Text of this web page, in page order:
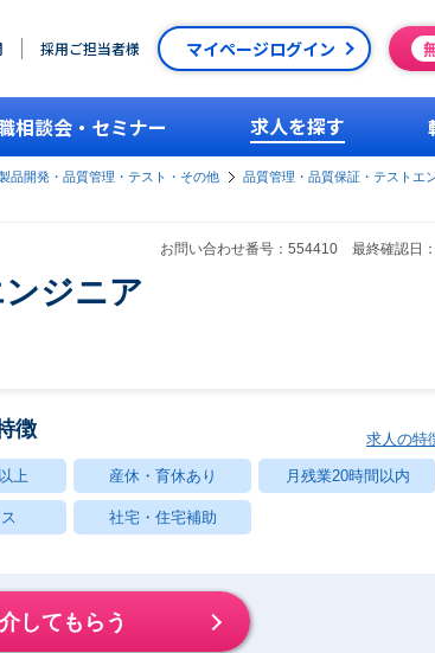
採用ご担当者様 マイページログイン
相談会・セミナー 求人を探す
品開発・品質管理・テスト・その他
品質管理・品質保証・テストエ
お問い合わせ番号：554410 最終確認日
ジニア
徴 求人の特
上 産休・育休あり 月残業20時間以内
社宅・住宅補助
してもらう